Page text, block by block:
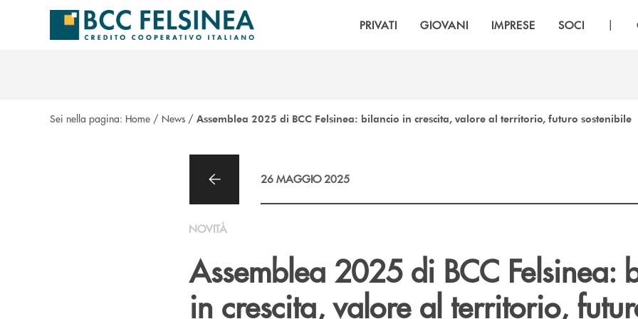
Salta al contenuto principale
PRIVATI GIOVANI IMPRESE SOCI |
Sei nella pagina: Home / News / Assemblea 2025 di BCC Felsinea: bilancio in crescita, valore al territorio, futuro sostenibile
26 MAGGIO 2025
NOVITÀ
Assemblea 2025 di BCC Felsinea:
in crescita, valore al territorio,